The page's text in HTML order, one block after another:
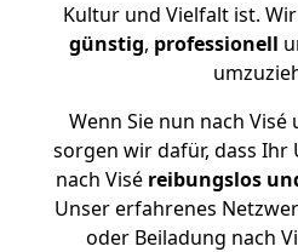
Kultur und Vielfalt ist.
günstig, professionell
Wenn Sie nun nach
sorgen wir dafür, dass Ihr
nach Visé reibungslos
Unser erfahrenes
oder Beiladung nach